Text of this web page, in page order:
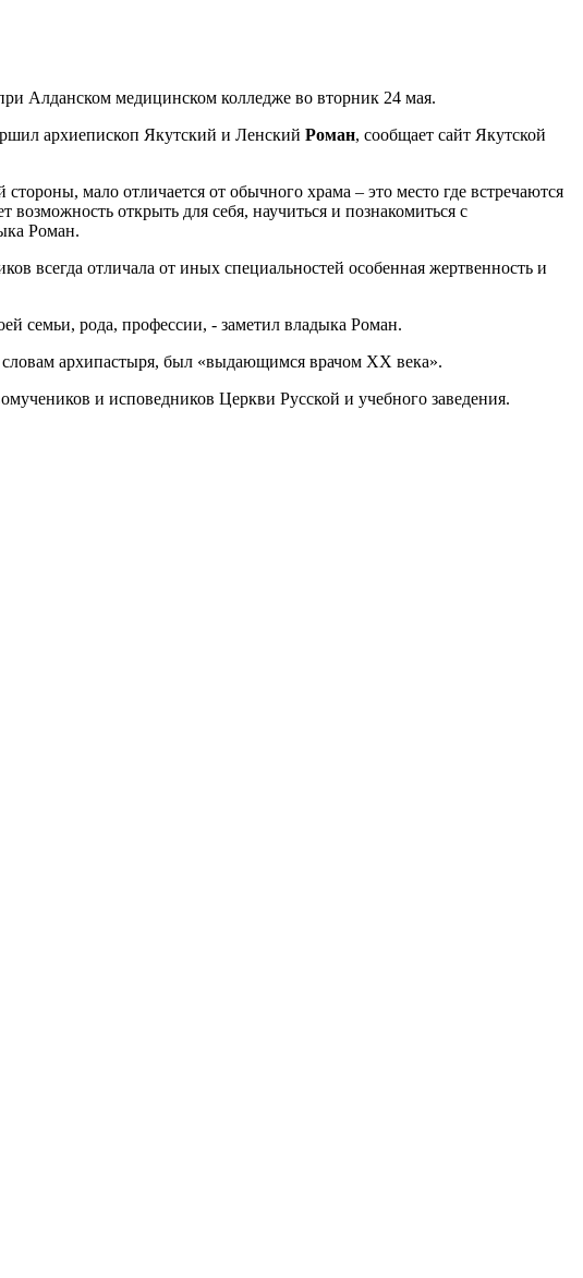
Алданском медицинском колледже во вторник 24 мая.
архиепископ Якутский и Ленский Роман, сообщает сайт Якутской
мало отличается от обычного храма – это место где встречаются
открыть для себя, научиться и познакомиться с
Роман.
всегда отличала от иных специальностей особенная жертвенность и
семьи, рода, профессии, - заметил владыка Роман.
архипастыря, был «выдающимся врачом XX века».
и исповедников Церкви Русской и учебного заведения.